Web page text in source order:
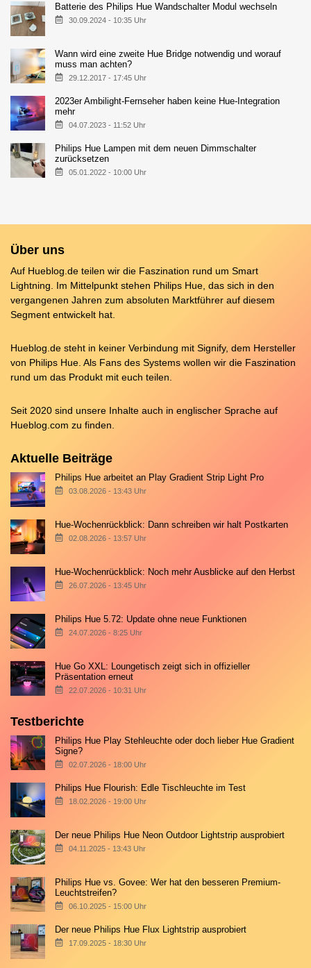
Batterie des Philips Hue Wandschalter Modul wechseln
30.09.2024 - 10:35 Uhr
Wann wird eine zweite Hue Bridge notwendig und worauf
muss man achten?
29.12.2017 - 17:45 Uhr
2023er Ambilight-Fernseher haben keine Hue-Integration
mehr
04.07.2023 - 11:52 Uhr
Philips Hue Lampen mit dem neuen Dimmschalter
zurücksetzen
05.01.2022 - 10:00 Uhr
Über uns
Auf Hueblog.de teilen wir die Faszination rund um Smart
Lightning. Im Mittelpunkt stehen Philips Hue, das sich in den
vergangenen Jahren zum absoluten Marktführer auf diesem
Segment entwickelt hat.
Hueblog.de steht in keiner Verbindung mit Signify, dem Hersteller
von Philips Hue. Als Fans des Systems wollen wir die Faszination
rund um das Produkt mit euch teilen.
Seit 2020 sind unsere Inhalte auch in englischer Sprache auf
Hueblog.com zu finden.
Aktuelle Beiträge
Philips Hue arbeitet an Play Gradient Strip Light Pro
03.08.2026 - 13:43 Uhr
Hue-Wochenrückblick: Dann schreiben wir halt Postkarten
02.08.2026 - 13:57 Uhr
Hue-Wochenrückblick: Noch mehr Ausblicke auf den Herbst
26.07.2026 - 13:45 Uhr
Philips Hue 5.72: Update ohne neue Funktionen
24.07.2026 - 8:25 Uhr
Hue Go XXL: Loungetisch zeigt sich in offizieller
Präsentation erneut
22.07.2026 - 10:31 Uhr
Testberichte
Philips Hue Play Stehleuchte oder doch lieber Hue Gradient
Signe?
02.07.2026 - 18:00 Uhr
Philips Hue Flourish: Edle Tischleuchte im Test
18.02.2026 - 19:00 Uhr
Der neue Philips Hue Neon Outdoor Lightstrip ausprobiert
04.11.2025 - 13:43 Uhr
Philips Hue vs. Govee: Wer hat den besseren Premium-
Leuchtstreifen?
06.10.2025 - 15:00 Uhr
Der neue Philips Hue Flux Lightstrip ausprobiert
17.09.2025 - 18:30 Uhr